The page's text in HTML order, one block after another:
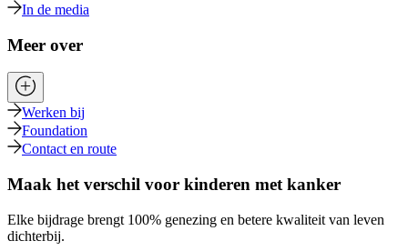
In de media
Meer over
Werken bij
Foundation
Contact en route
Maak het verschil voor kinderen met kanker
Elke bijdrage brengt 100% genezing en betere kwaliteit van leven
dichterbij.